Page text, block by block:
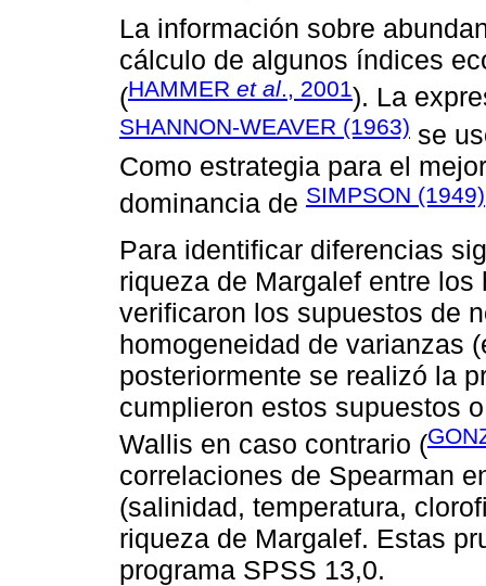
La información sobre
cálculo de algunos índices
(HAMMER et al., 2001). La
SHANNON-WEAVER (1963) se
Como estrategia para el
dominancia de SIMPSON (1949)
Para identificar diferencias
riqueza de Margalef entre
verificaron los supuestos de
homogeneidad de varianzas
posteriormente se realizó la
cumplieron estos supuestos
Wallis en caso contrario (
correlaciones de Spearman
(salinidad, temperatura,
riqueza de Margalef. Estas
programa SPSS 13,0.